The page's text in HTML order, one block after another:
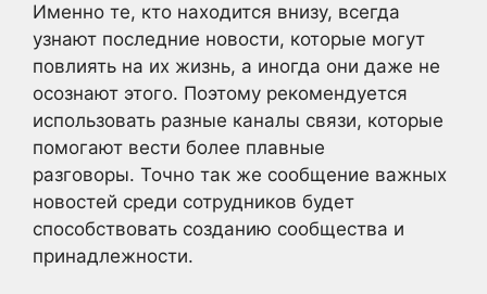
Именно те, кто находится внизу, всегда
узнают последние новости, которые могут
повлиять на их жизнь, а иногда они даже не
осознают этого. Поэтому рекомендуется
использовать разные каналы связи, которые
помогают вести более плавные
разговоры. Точно так же сообщение важных
новостей среди сотрудников будет
способствовать созданию сообщества и
принадлежности.